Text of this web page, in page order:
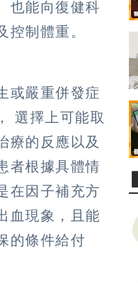
也能向復健科
制體重。
或嚴重併發症
選擇上可能取
療的反應以及
者根據具體情
在因子補充方
血現象，且能
的條件給付